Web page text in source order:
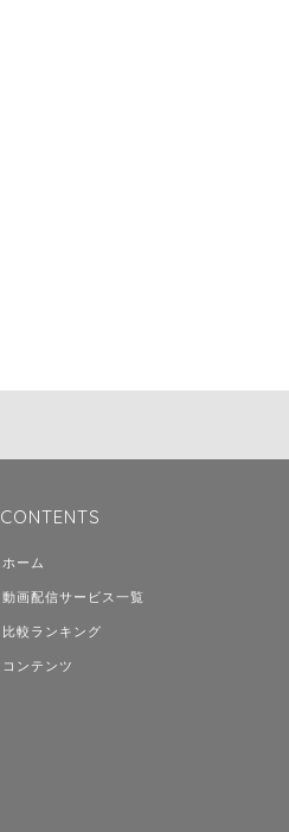
CONTENTS
ホーム
動画配信サービス一覧
比較ランキング
コンテンツ